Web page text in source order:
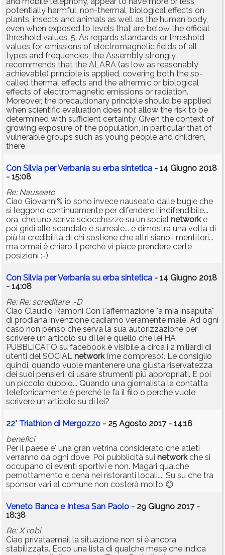
potentially harmful, non-thermal, biological effects on
plants, insects and animals as well as the human body,
even when exposed to levels that are below the official
threshold values. 5. As regards standards or threshold
values for emissions of electromagnetic fields of all
types and frequencies, the Assembly strongly
recommends that the ALARA (as low as reasonably
achievable) principle is applied, covering both the so-
called thermal effects and the athermic or biological
effects of electromagnetic emissions or radiation.
Moreover, the precautionary principle should be applied
when scientific evaluation does not allow the risk to be
determined with sufficient certainty. Given the context of
growing exposure of the population, in particular that of
vulnerable groups such as young people and children,
there
Con Silvia per Verbania su erba sintetica - 14 Giugno 2018
- 15:08
Re: Nauseato
Ciao Giovanni% io sono invece nauseato dalle bugie che
si leggono continuamente per difendere l'indifendibile...
ora, che uno scriva sciocchezze su un social networke
poi gridi allo scandalo è surreale... e dimostra una volta di
più la credibilità di chi sostiene che altri siano i mentitori...
ma ormai è chiaro il perchè vi piace prendere certe
posizioni :-)
Con Silvia per Verbania su erba sintetica - 14 Giugno 2018
- 14:08
Re: Re: screditare :-D
Ciao Claudio Ramoni Con l'affermazione "a mia insaputa"
di prodiana invenzione cadiamo veramente male. Ad ogni
caso non penso che serva la sua autorizzazione per
scrivere un articolo su di lei e quello che lei HA
PUBBLICATO su facebook è visibile a circa i 2 miliardi di
utenti del SOCIAL network(me compreso). Le consiglio
quindi, quando vuole mantenere una giusta riservatezza
dei suoi pensieri, di usare strumenti più appropriati. E poi
un piccolo dubbio... Quando una giornalista la contatta
telefonicamente è perché le fa il filo o perché vuole
scrivere un articolo su di lei?
22° Triathlon di Mergozzo - 25 Agosto 2017 - 14:16
benefici
Per il paese e' una gran vetrina considerato che atleti
verranno da ogni dove. Poi pubblicità sui networkche si
occupano di eventi sportivi e non. Magari qualche
pernottamento e cena nei ristoranti locali.... Su su che tra
sponsor vari al comune non costerà molto 😊
Veneto Banca e Intesa San Paolo - 29 Giugno 2017 -
18:38
Re: X robi
Ciao privataemail la situazione non si è ancora
stabilizzata. Ecco una lista di qualche mese che indica